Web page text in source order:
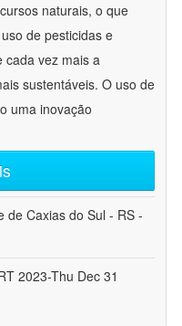
naturais, o que
de pesticidas e
cada vez mais a
sustentáveis. O uso de
uma inovação
de Caxias do Sul - RS -
2023-Thu Dec 31